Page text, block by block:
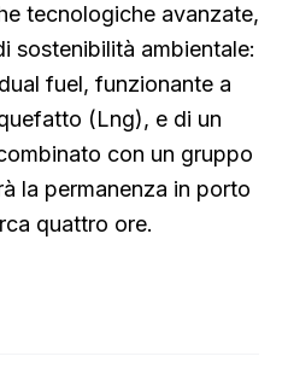
tecnologiche avanzate,
sostenibilità ambientale:
fuel, funzionante a
(Lng), e di un
con un gruppo
la permanenza in porto
quattro ore.